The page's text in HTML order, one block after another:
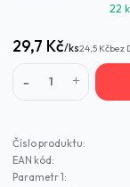
22
29,7 Kč/ks24,5 Kčbez
Číslo produktu:
EAN kód:
Parametr 1: